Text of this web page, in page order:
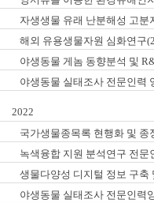
자생생물 유래 난분해성 고
해외 유용생물자원 심화연구
야생동물 게놈 동향분석 및
야생동물 실태조사 전문인력
2022
국가생물종목록 현행화 및 종
녹색융합 지원 분석연구 전문
생물다양성 디지털 정보 구축
야생동물 실태조사 전문인력